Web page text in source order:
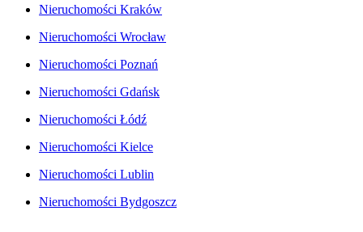
Nieruchomości Kraków
Nieruchomości Wrocław
Nieruchomości Poznań
Nieruchomości Gdańsk
Nieruchomości Łódź
Nieruchomości Kielce
Nieruchomości Lublin
Nieruchomości Bydgoszcz